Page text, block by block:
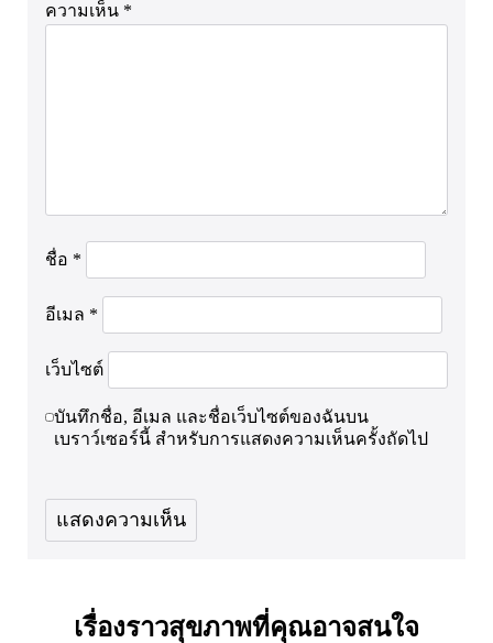
ความเห็น *
ชื่อ *
อีเมล *
เว็บไซต์
บันทึกชื่อ, อีเมล และชื่อเว็บไซต์ของฉันบน
เบราว์เซอร์นี้ สำหรับการแสดงความเห็นครั้งถัดไป
เรื่องราวสุขภาพที่คุณอาจสนใจ